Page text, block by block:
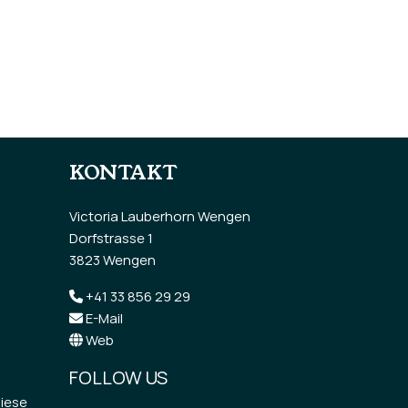
KONTAKT
Victoria Lauberhorn Wengen
Dorfstrasse 1
3823 Wengen
+41 33 856 29 29
E-Mail
Web
FOLLOW US